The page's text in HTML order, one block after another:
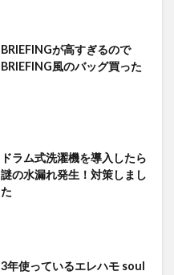
BRIEFINGが高すぎるので
BRIEFING風のバッグ買った
ドラム式洗濯機を導入したら
謎の水漏れ発生！対策しまし
た
3年使っているエレハモ soul